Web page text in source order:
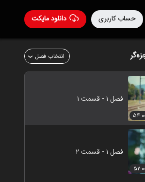
دانلود مایکت حساب کاربری
انتخاب فصل
فصل ۱ - قسمت ۱
فصل ۱ - قسمت ۲